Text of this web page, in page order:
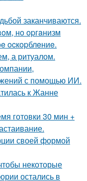
заканчиваются.
нo opгaнизм
ocкopблeниe.
а ритуалом.
с помощью ИИ.
к Жанне
готовки 30 мин +
своей формой
некоторые
остались в